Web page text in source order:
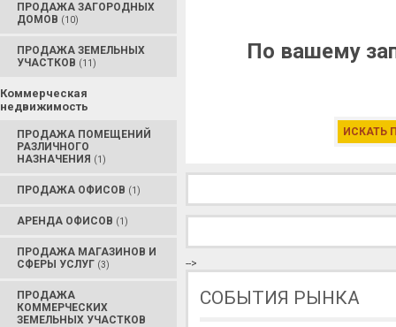
ПРОДАЖА ЗАГОРОДНЫХ
ДОМОВ (10)
ПРОДАЖА ЗЕМЕЛЬНЫХ
УЧАСТКОВ (11)
Коммерческая
недвижимость
ПРОДАЖА ПОМЕЩЕНИЙ
РАЗЛИЧНОГО
НАЗНАЧЕНИЯ (1)
ПРОДАЖА ОФИСОВ (1)
АРЕНДА ОФИСОВ (1)
ПРОДАЖА МАГАЗИНОВ И
СФЕРЫ УСЛУГ (3)
ПРОДАЖА
КОММЕРЧЕСКИХ
ЗЕМЕЛЬНЫХ УЧАСТКОВ
По вашему
ИСКАТЬ
-->
СОБЫТИЯ РЫНКА